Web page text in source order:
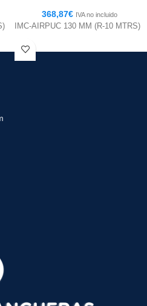
368,87€ IVA no incluido
IMC-AIRPUC 130 MM (R-10 MTRS)